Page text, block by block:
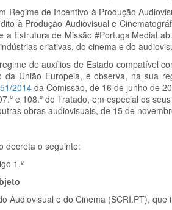
de Incentivo à Produção
à Produção Audiovisual e
Estrutura de Missão
criativas, do cinema e do
de auxílios de Estado compatível
União Europeia, e observa, na sua
2014 da Comissão, de 16 de junho de
e 108.º do Tratado, em especial os
obras audiovisuais, de 15 de
decreta o seguinte:
1.º
e do Cinema (SCRI.PT), que